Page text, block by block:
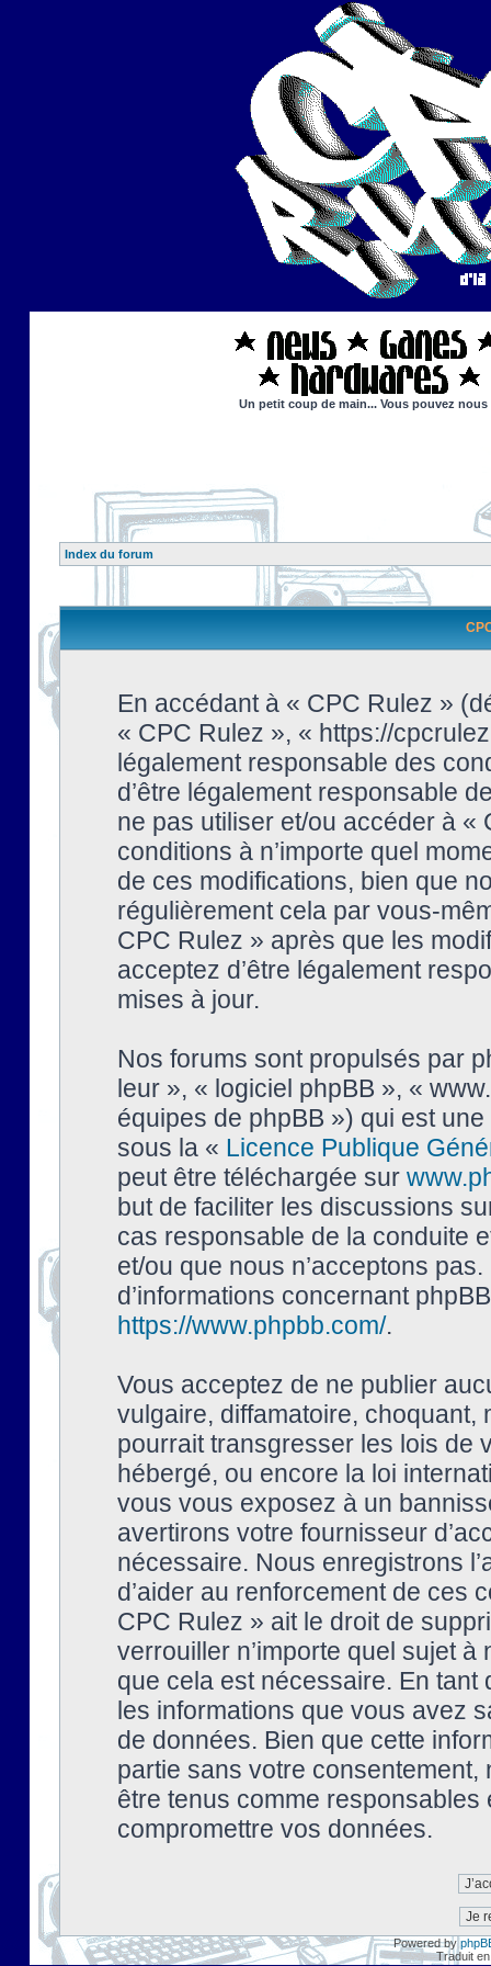
Un petit coup de main... Vous pouvez
Index du forum
En accédant à « CPC Rulez »
« CPC Rulez », « https://
légalement responsable des
d’être légalement responsable
ne pas utiliser et/ou accéder à
conditions à n’importe quel
de ces modifications, bien que
régulièrement cela par vous-
CPC Rulez » après que les
acceptez d’être légalement
mises à jour.
Nos forums sont propulsés par
leur », « logiciel phpBB », «
équipes de phpBB ») qui est
sous la « Licence Publique
peut être téléchargée sur
but de faciliter les discussions
cas responsable de la conduite
et/ou que nous n’acceptons
d’informations concernant
https://www.phpbb.com/.
Vous acceptez de ne publier
vulgaire, diffamatoire, choquant,
pourrait transgresser les lois de
hébergé, ou encore la loi
vous vous exposez à un
avertirons votre fournisseur
nécessaire. Nous enregistrons
d’aider au renforcement de ces
CPC Rulez » ait le droit de
verrouiller n’importe quel sujet à
que cela est nécessaire. En tant
les informations que vous avez
de données. Bien que cette
partie sans votre
être tenus comme
compromettre vos données.
Powered by
Traduit